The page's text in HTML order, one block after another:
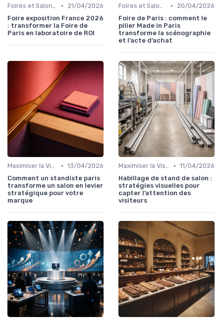
Foires et Salons Grand Public •
21/04/2026
Foire exposition France 2026
: transformer la Foire de
Paris en laboratoire de ROI
Foires et Salons Grand Public •
20/04/2026
Foire de Paris : comment le
pilier Made in Paris
transforme la scénographie
et l’acte d’achat
Maximiser la Visibilité de Votre Stand • 13/04/2026
Comment un standiste paris
transforme un salon en levier
stratégique pour votre
marque
Maximiser la Visibilité de Votre Stand • 11/04/2026
Habillage de stand de salon :
stratégies visuelles pour
capter l’attention des
visiteurs